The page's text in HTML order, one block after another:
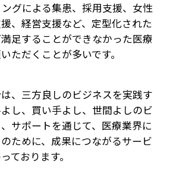
グによる集患、採用支援、女性
、経営支援など、定型化された
足することができなかった医療
ただくことが多いです。
、三方良しのビジネスを実践す
し、買い手よし、世間よしのビ
サポートを通じて、医療業界に
ために、成果につながるサービ
ております。